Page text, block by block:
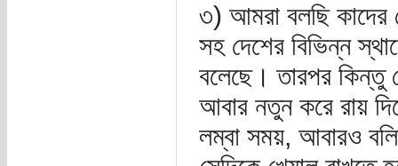
৩) আমরা বলছি কাদের
সহ দেশের বিভিন্ন
বলেছে। তারপর কিন্তু
আবার নতুন করে রায়
লম্বা সময়, আবারও